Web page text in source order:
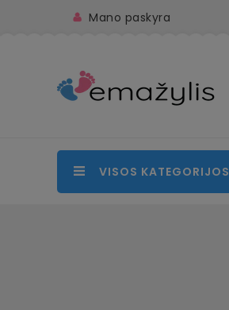
Mano paskyra
VISOS KATEGORIJOS